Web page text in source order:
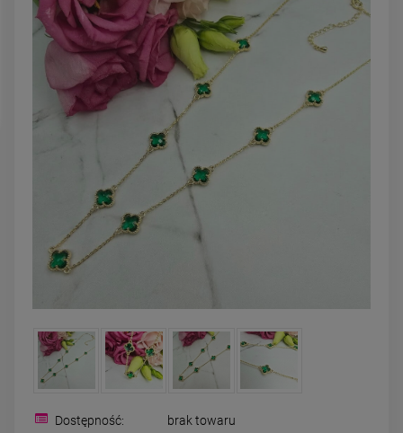
DO KOSZYKA
powiadom o
dostępności
Bransoletka srebrna STAL
CHIRURGICZNA
Dostępność: brak towaru